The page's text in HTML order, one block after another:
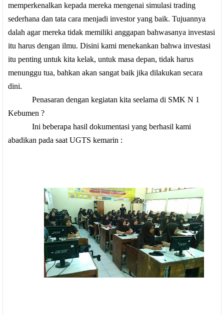
memperkenalkan kepada mereka mengenai simulasi trading
sederhana dan tata cara menjadi investor yang baik. Tujuannya
dalah agar mereka tidak memiliki anggapan bahwasanya investasi
itu harus dengan ilmu. Disini kami menekankan bahwa investasi
itu penting untuk kita kelak, untuk masa depan, tidak harus
menunggu tua, bahkan akan sangat baik jika dilakukan secara
dini.
Penasaran dengan kegiatan kita seelama di SMK N 1
Kebumen ?
Ini beberapa hasil dokumentasi yang berhasil kami
abadikan pada saat UGTS kemarin :